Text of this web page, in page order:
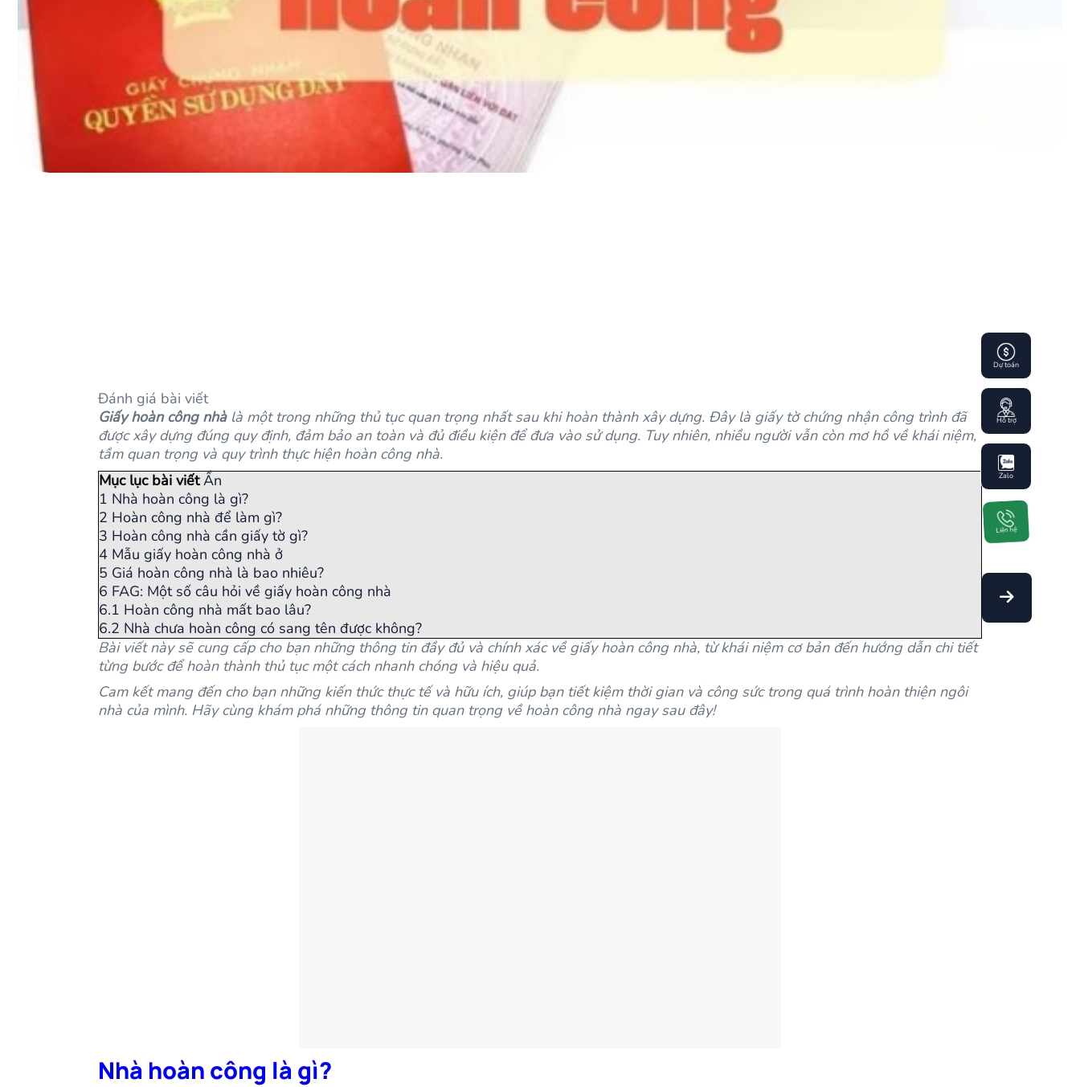
Dự toán
Hỗ trợ
Zalo
Liên hệ
Đánh giá bài viết
Giấy hoàn công nhàlà một trong những thủ tục quan trọng nhất sau khi hoàn thành xây dựng. Đây là giấy tờ chứng nhận công trình đã
được xây dựng đúng quy định, đảm bảo an toàn và đủ điều kiện để đưa vào sử dụng. Tuy nhiên, nhiều người vẫn còn mơ hồ về khái niệm,
tầm quan trọng và quy trình thực hiện hoàn công nhà.
Mục lục bài viết Ẩn
1 Nhà hoàn công là gì?
2 Hoàn công nhà để làm gì?
3 Hoàn công nhà cần giấy tờ gì?
4 Mẫu giấy hoàn công nhà ở
5 Giá hoàn công nhà là bao nhiêu?
6 FAG: Một số câu hỏi về giấy hoàn công nhà
6.1 Hoàn công nhà mất bao lâu?
6.2 Nhà chưa hoàn công có sang tên được không?
Bài viết này sẽ cung cấp cho bạn những thông tin đầy đủ và chính xác về giấy hoàn công nhà, từ khái niệm cơ bản đến hướng dẫn chi tiết
từng bước để hoàn thành thủ tục một cách nhanh chóng và hiệu quả.
Camkết mang đến cho bạn những kiến thức thực tế và hữu ích, giúp bạn tiết kiệm thời gian và công sức trong quá trình hoàn thiện ngôi
nhà của mình. Hãy cùng khám phá những thông tin quan trọng về hoàn công nhà ngay sau đây!
Nhà hoàn công là gì?